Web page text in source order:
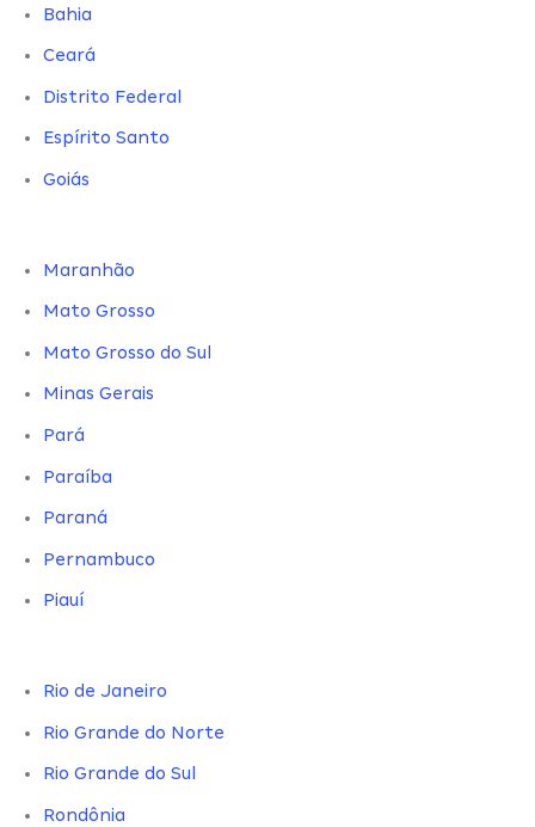
Bahia
Ceará
Distrito Federal
Espírito Santo
Goiás
Maranhão
Mato Grosso
Mato Grosso do Sul
Minas Gerais
Pará
Paraíba
Paraná
Pernambuco
Piauí
Rio de Janeiro
Rio Grande do Norte
Rio Grande do Sul
Rondônia